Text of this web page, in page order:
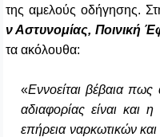
της αμελούς οδήγησης.
ν Αστυνομίας, Ποινική
τα ακόλουθα:
«Εννοείται βέβαια
αδιαφορίας είναι και
επήρεια ναρκωτικών